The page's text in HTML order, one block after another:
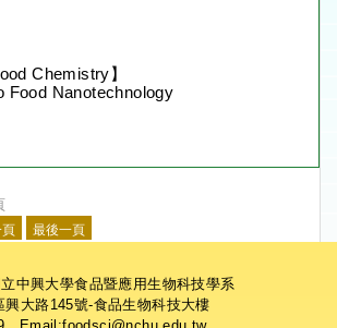
Chemistry】
Food Nanotechnology
中興大學食品暨應用生物科技學系
大路145號-食品生物科技大樓